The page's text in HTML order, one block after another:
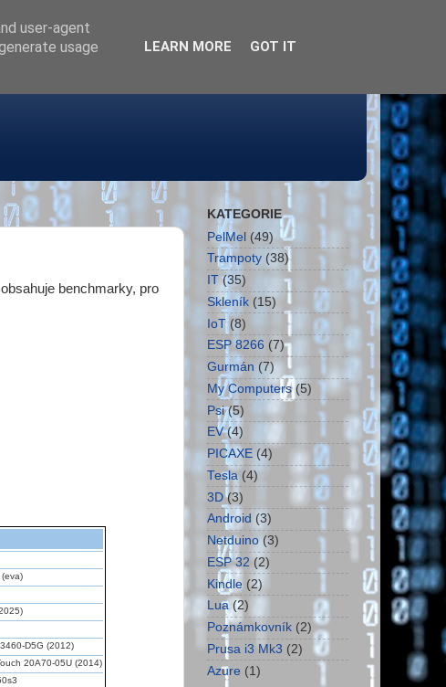
benchmarky, pro
D5G (2012)
20A70-05U (2014)
KATEGORIE
PelMel (49)
Trampoty (38)
IT (35)
Skleník (15)
IoT (8)
ESP 8266 (7)
Gurmán (7)
My Computers (5)
Psi (5)
EV (4)
PICAXE (4)
Tesla (4)
3D (3)
Android (3)
Netduino (3)
ESP 32 (2)
Kindle (2)
Lua (2)
Poznámkovník (2)
Prusa i3 Mk3 (2)
Azure (1)
user-agent
usage
LEARN MORE GOT IT